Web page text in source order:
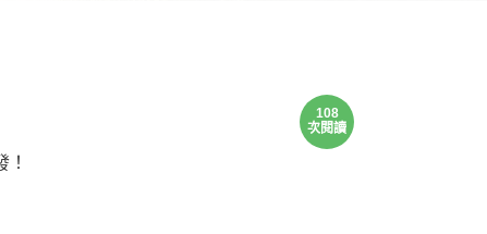
108
次閱讀